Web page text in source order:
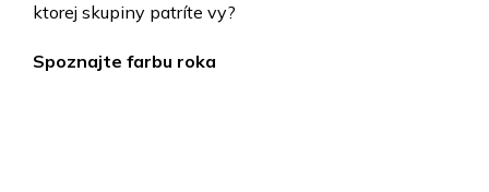
ktorej skupiny patríte vy?
Spoznajte farbu roka